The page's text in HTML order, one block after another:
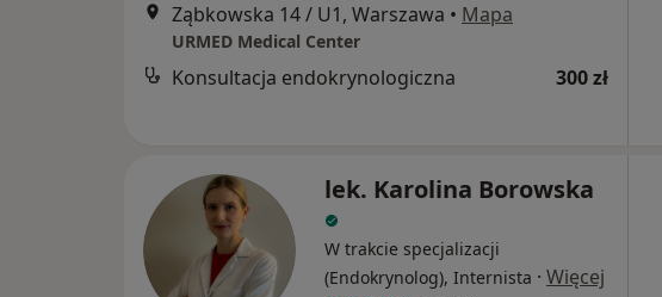
Ząbkowska 14 / U1, Warszawa • Mapa
URMED Medical Center
Konsultacja endokrynologiczna 300 zł
lek. Karolina Borowska
W trakcie specjalizacji
(Endokrynolog), Internista · Więcej